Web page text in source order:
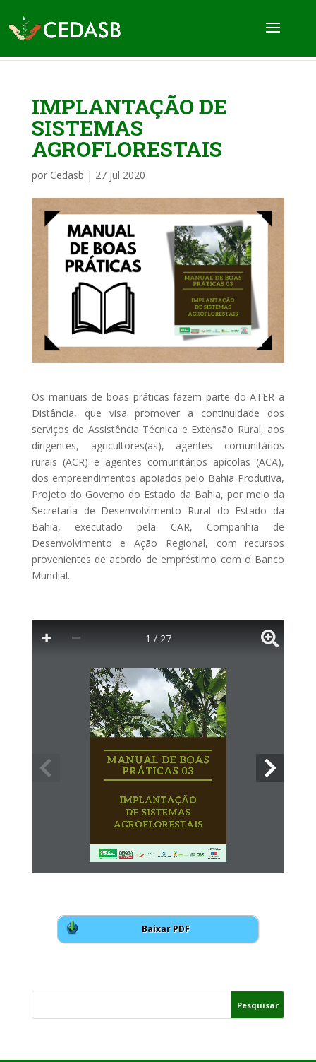
IMPLANTAÇÃO DE
SISTEMAS
AGROFLORESTAIS
por Cedasb | 27 jul 2020
Os manuais de boas práticas fazem parte do ATER a
Distância, que visa promover a continuidade dos
serviços de Assistência Técnica e Extensão Rural, aos
dirigentes, agricultores(as), agentes comunitários
rurais (ACR) e agentes comunitários apícolas (ACA),
dos empreendimentos apoiados pelo Bahia Produtiva,
Projeto do Governo do Estado da Bahia, por meio da
Secretaria de Desenvolvimento Rural do Estado da
Bahia, executado pela CAR, Companhia de
Desenvolvimento e Ação Regional, com recursos
provenientes de acordo de empréstimo com o Banco
Mundial.
1 / 27
Baixar PDF